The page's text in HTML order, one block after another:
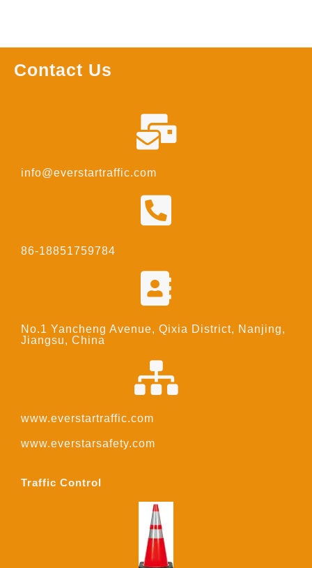
Contact Us
info@everstartraffic.com
86-18851759784
No.1 Yancheng Avenue, Qixia District, Nanjing,
Jiangsu, China
www.everstartraffic.com
www.everstarsafety.com
Traffic Control